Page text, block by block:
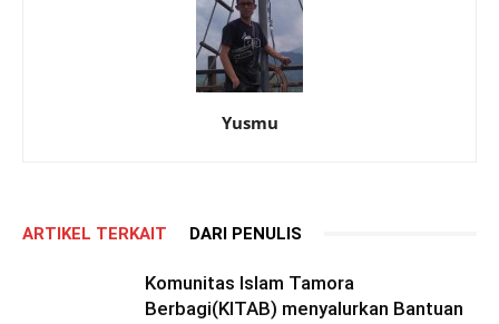
Yusmu
ARTIKEL TERKAIT DARI PENULIS
Komunitas Islam Tamora
Berbagi(KITAB) menyalurkan Bantuan